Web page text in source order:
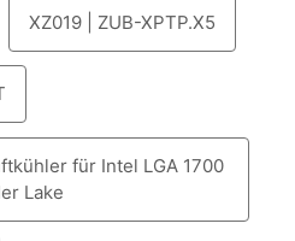
XZ019 | ZUB-XPTP.X5
für Intel LGA 1700
Lake